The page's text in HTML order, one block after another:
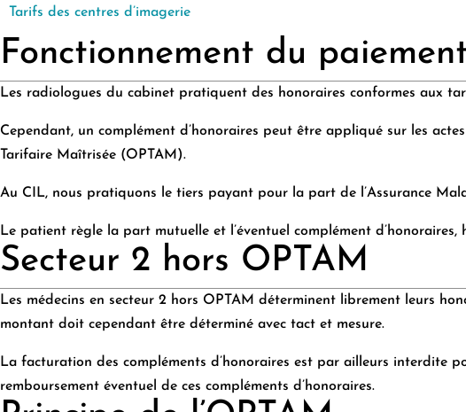
Tarifs des centres d’imagerie
Fonctionnement du
Les radiologues du cabinet pratiquent des honoraires conformes aux
Cependant, un complément d’honoraires peut être appliqué sur les
Tarifaire Maîtrisée (OPTAM).
Au CIL, nous pratiquons le tiers payant pour la part de l’Assurance
Le patient règle la part mutuelle et l’éventuel complément
Secteur 2 hors OPTAM
Les médecins en secteur 2 hors OPTAM déterminent librement leurs
montant doit cependant être déterminé avec tact et mesure.
La facturation des compléments d’honoraires est par ailleurs interdite
remboursement éventuel de ces compléments d’honoraires.